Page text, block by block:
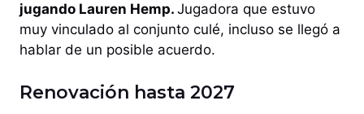
jugando Lauren Hemp. Jugadora que estuvo
muy vinculado al conjunto culé, incluso se llegó a
hablar de un posible acuerdo.
Renovación hasta 2027